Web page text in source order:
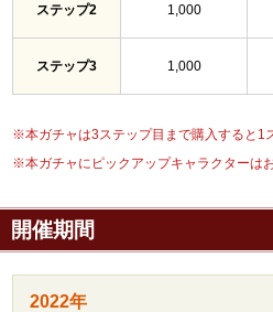
ステップ2 1,000
ステップ3 1,000
※本ガチャは3ステップ目まで購入すると1
※本ガチャにピックアップキャラクターはお
開催期間
2022年